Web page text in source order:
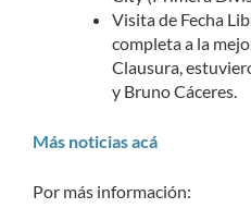
Visita de Fecha
completa a la
Clausura,
y Bruno Cáceres.
Más noticias acá
Por más información: